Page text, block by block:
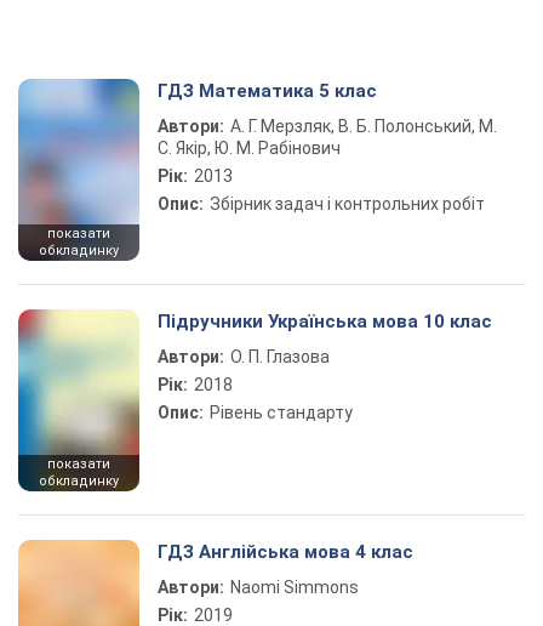
показати
обкладинку
ГДЗ Математика 5 клас
Автори: А. Г. Мерзляк, В. Б. Полонський, М.
С. Якір, Ю. М. Рабінович
Рік: 2013
Опис: Збірник задач і контрольних робіт
показати
обкладинку
Підручники Українська мова 10 клас
Автори: О. П. Глазова
Рік: 2018
Опис: Рівень стандарту
ГДЗ Англійська мова 4 клас
Автори: Naomi Simmons
Рік: 2019